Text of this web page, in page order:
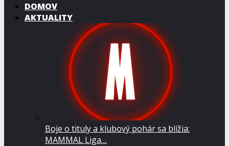
DOMOV
AKTUALITY
Boje o tituly a klubový pohár sa blížia:
MAMMAL Liga…